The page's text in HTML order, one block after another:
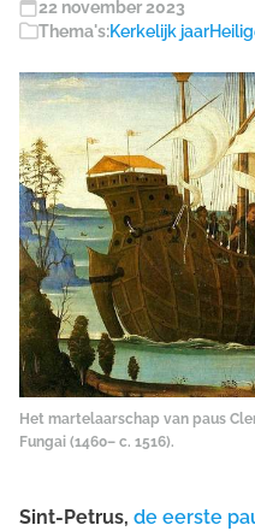
22 november 2023
Thema's:Kerkelijk jaar
Het martelaarschap van paus
Fungai (1460– c. 1516).
Sint-Petrus, de eerste